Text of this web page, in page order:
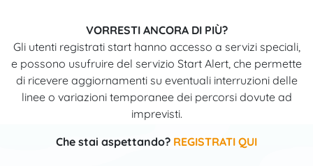
VORRESTI ANCORA DI PIÙ?
Gli utenti registrati start hanno accesso a servizi speciali,
e possono usufruire del servizio Start Alert, che permette
di ricevere aggiornamenti su eventuali interruzioni delle
linee o variazioni temporanee dei percorsi dovute ad
imprevisti.
Che stai aspettando? REGISTRATI QUI